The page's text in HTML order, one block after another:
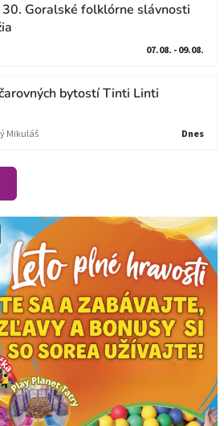
30. Goralské folklórne slávnosti
07.08. - 09.08.
bytostí Tinti Linti
Mikuláš Dnes